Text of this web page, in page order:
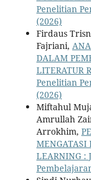
Penelitian
(2026)
Firdaus
Fajriani,
DALAM
LITERATUR
Penelitian
(2026)
Miftahul
Amrullah
Arrokhim,
MENGATASI
LEARNING